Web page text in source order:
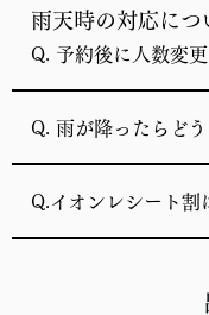
雨天時の対応につ
Q. 予約後に人数変
Q. 雨が降ったらど
Q.イオンレシート割